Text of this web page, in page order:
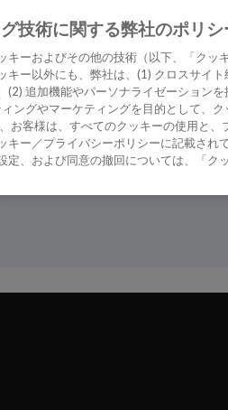
DIAGNOSTIC BIOMARKER
受け持ち患者の事例報告
い：Dr
技術に関する弊社のポリシ
ーおよびその他の技術（以下、「クッ
ー以外にも、弊社は、(1) クロスサイ
追加機能やパーソナライゼーション
ングやマーケティングを目的として、
お客様は、すべてのクッキーの使用と、
ー／プライバシーポリシーに記載され
、および同意の撤回については、「ク